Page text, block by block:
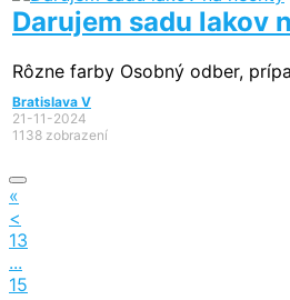
Darujem sadu lakov
Rôzne farby Osobný odber,
Bratislava V
21-11-2024
1138 zobrazení
«
<
13
...
15